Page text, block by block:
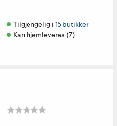
Tilgjengelig i 15 butikker
Kan hjemleveres (7)